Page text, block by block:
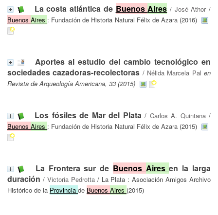
La costa atlántica de BuenosAires / José Athor/
BuenosAires : Fundación de Historia Natural Félix de Azara (2016)
Aportes al estudio del cambio tecnológico en
sociedades cazadoras-recolectoras / Nélida Marcela Pal en
Revista de Arqueología Americana, 33 (2015)
Los fósiles de Mar del Plata/ Carlos A. Quintana/
BuenosAires : Fundación de Historia Natural Félix de Azara (2015)
La Frontera sur de Buenos Airesen la larga
duración / Victoria Pedrotta/ La Plata : Asociación Amigos Archivo
Histórico de la Provincia de Buenos Aires (2015)